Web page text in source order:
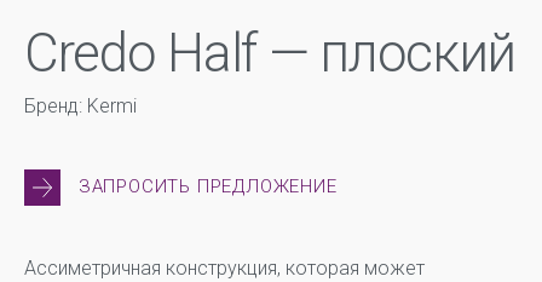
Credo Half — плоский
Бренд: Kermi
ЗАПРОСИТЬ ПРЕДЛОЖЕНИЕ
Ассиметричная конструкция, которая может